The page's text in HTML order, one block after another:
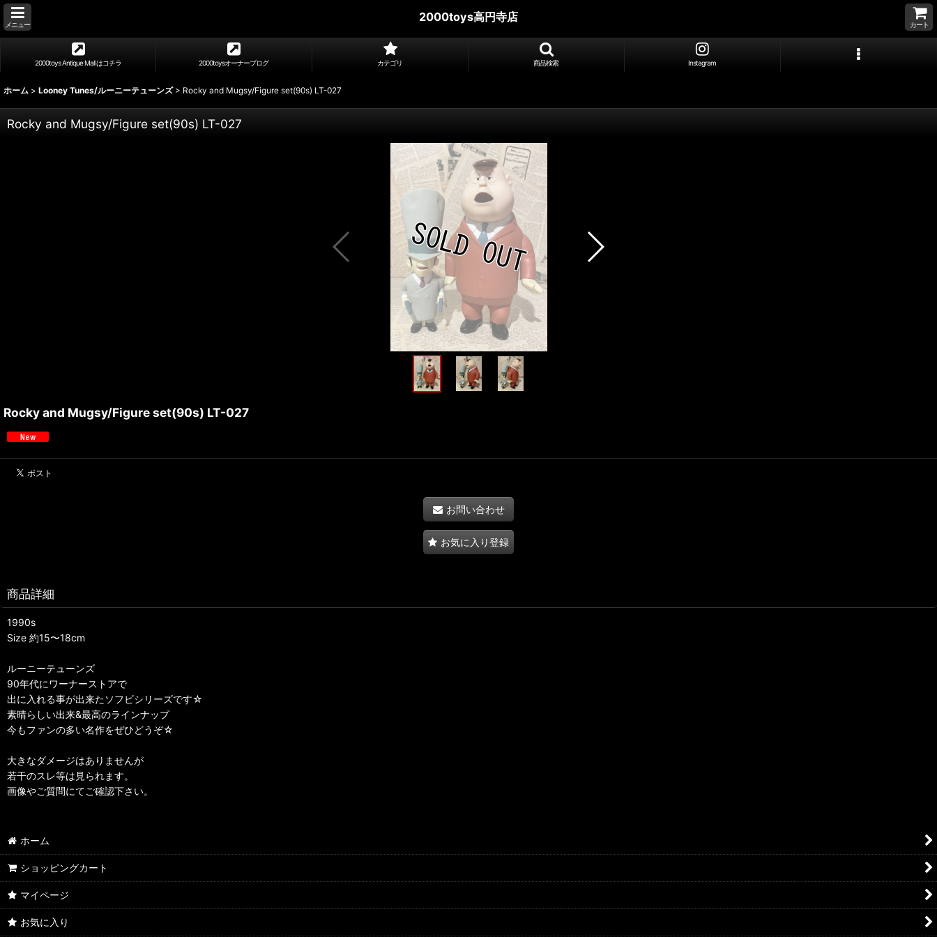
メニュー
2000toys高円寺店
カート
2000toys Antique Mall はコチラ 2000toysオーナーブログ カテゴリ 商品検索 Instagram
ホーム > Looney Tunes/ルーニーテューンズ > Rocky and Mugsy/Figure set(90s) LT-027
Rocky and Mugsy/Figure set(90s) LT-027
Rocky and Mugsy/Figure set(90s) LT-027
お問い合わせ
お気に入り登録
商品詳細
1990s
Size 約15〜18cm
ルーニーテューンズ
90年代にワーナーストアで
出に入れる事が出来たソフビシリーズです☆
素晴らしい出来&最高のラインナップ
今もファンの多い名作をぜひどうぞ☆
大きなダメージはありませんが
若干のスレ等は見られます。
画像やご質問にてご確認下さい。
ホーム
ショッピングカート
マイページ
お気に入り